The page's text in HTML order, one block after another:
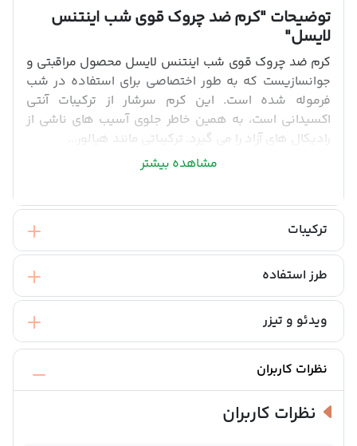
توضیحات"کرم ضد چروک قوی شب اینتنس
لایسل"
کرم ضد چروک قوی شب اینتنس لایسل محصول مراقبتی و
جوانسازیست که به طور اختصاصی برای استفاده در شب
فرموله شده است. این کرم سرشار از ترکیبات آنتی
اکسیدانی است، به همین خاطر جلوی آسیب های ناشی از
رادیکال های آزاد را می گیرد. ترکیباتی مانند هیالور...
مشاهده بیشتر
ترکیبات
طرز استفاده
ویدئو و تیزر
نظرات کاربران
نظرات کاربران